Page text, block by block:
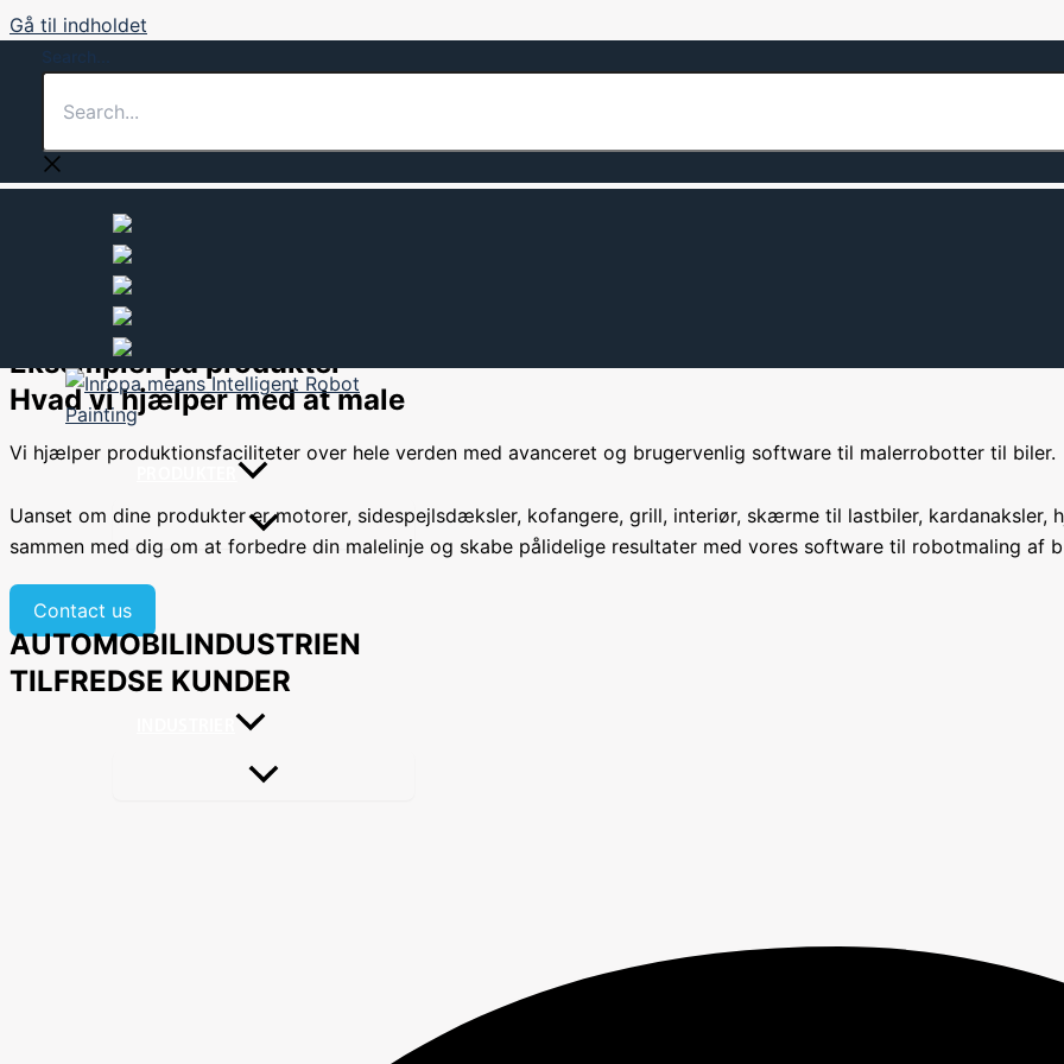
Gå til indholdet
Inropa forsyner industrien med software til malerrobotter til biler, som er brugervenlig, intelligent og pålidelig.
Eksempler på produkter
Hvad vi hjælper med at male
Vi hjælper produktionsfaciliteter over hele verden med avanceret og brugervenlig software til malerrobotter til biler.
Uanset om dine produkter er motorer, sidespejlsdæksler, kofangere, grill, interiør, skærme til lastbiler, kardanaksler,
sammen med dig om at forbedre din malelinje og skabe pålidelige resultater med vores software til robotmaling af
Contact us
AUTOMOBILINDUSTRIEN
TILFREDSE KUNDER